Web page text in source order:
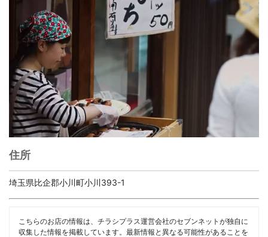
住所
埼玉県比企郡小川町小川393-1
こちらのお店の情報は、チラシプラス運営会社のセブンネットが独自に
収集した情報を掲載しています。最新情報と異なる可能性があることを